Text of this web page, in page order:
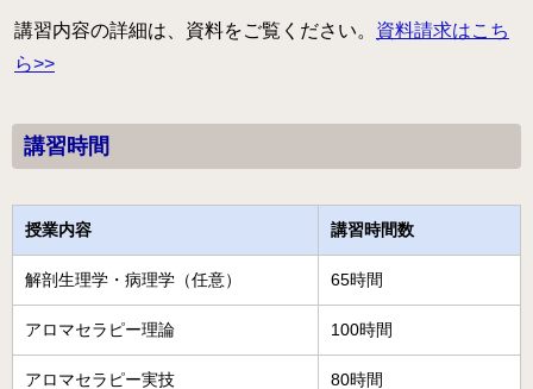
講習内容の詳細は、資料をご覧ください。 資料請求はこち
ら>>
講習時間
授業内容 講習時間数
解剖生理学・病理学（任意） 65時間
アロマセラピー理論 100時間
アロマセラピー実技 80時間